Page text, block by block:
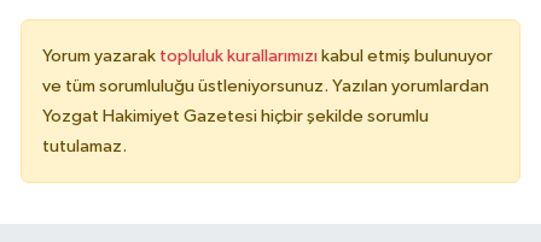
Yorum yazarak topluluk kurallarımızı kabul etmiş bulunuyor
ve tüm sorumluluğu üstleniyorsunuz. Yazılan yorumlardan
Yozgat Hakimiyet Gazetesi hiçbir şekilde sorumlu
tutulamaz.